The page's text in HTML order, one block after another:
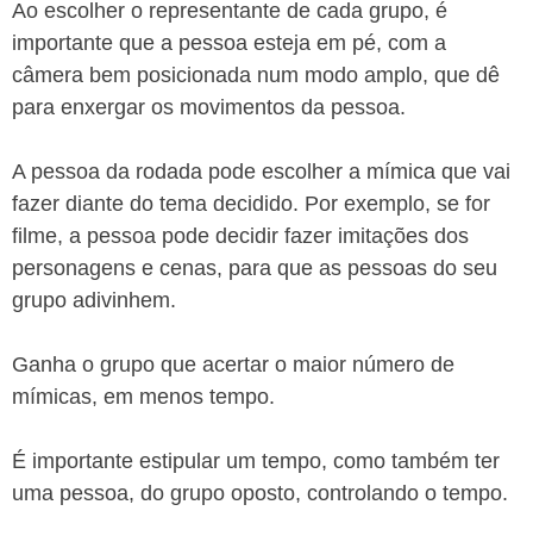
Ao escolher o representante de cada grupo, é
importante que a pessoa esteja em pé, com a
câmera bem posicionada num modo amplo, que dê
para enxergar os movimentos da pessoa.
A pessoa da rodada pode escolher a mímica que vai
fazer diante do tema decidido. Por exemplo, se for
filme, a pessoa pode decidir fazer imitações dos
personagens e cenas, para que as pessoas do seu
grupo adivinhem.
Ganha o grupo que acertar o maior número de
mímicas, em menos tempo.
É importante estipular um tempo, como também ter
uma pessoa, do grupo oposto, controlando o tempo.